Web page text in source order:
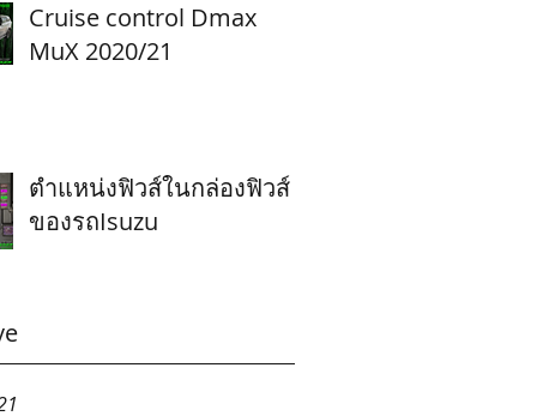
Cruise control Dmax
MuX 2020/21
ตำแหน่งฟิวส์ในกล่องฟิวส์
ของรถIsuzu